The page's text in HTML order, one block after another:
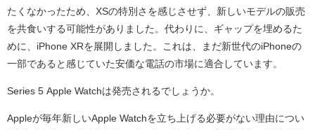
たくなかったため、XSの特別さを感じさせず、新しいモデルの販売
を共食いする可能性がありました。代わりに、ギャップを埋めるた
めに、iPhone XRを展開しました。これは、まだ新世代のiPhoneの
一部であると感じていた安価な電話の市場に適合しています。
Series 5 Apple Watchは発売されるでしょうか。
Appleが毎年新しいApple Watchを立ち上げる必要がない理由につい